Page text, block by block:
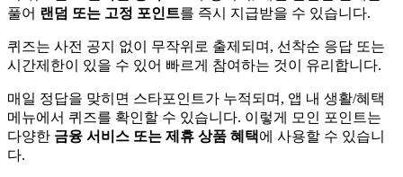
풀어 랜덤 또는 고정 포인트를 즉시 지급받을 수 있습니다.
퀴즈는 사전 공지 없이 무작위로 출제되며, 선착순 응답 또는
시간제한이 있을 수 있어 빠르게 참여하는 것이 유리합니다.
매일 정답을 맞히면 스타포인트가 누적되며, 앱 내 생활/혜택
메뉴에서 퀴즈를 확인할 수 있습니다. 이렇게 모인 포인트는
다양한 금융 서비스 또는 제휴 상품 혜택에 사용할 수 있습니
다.